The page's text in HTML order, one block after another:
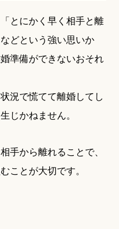
とにかく早く相手と離
どという強い思いか
準備ができないおそれ
況で慌てて離婚してし
じかねません。
手から離れることで、
ことが大切です。